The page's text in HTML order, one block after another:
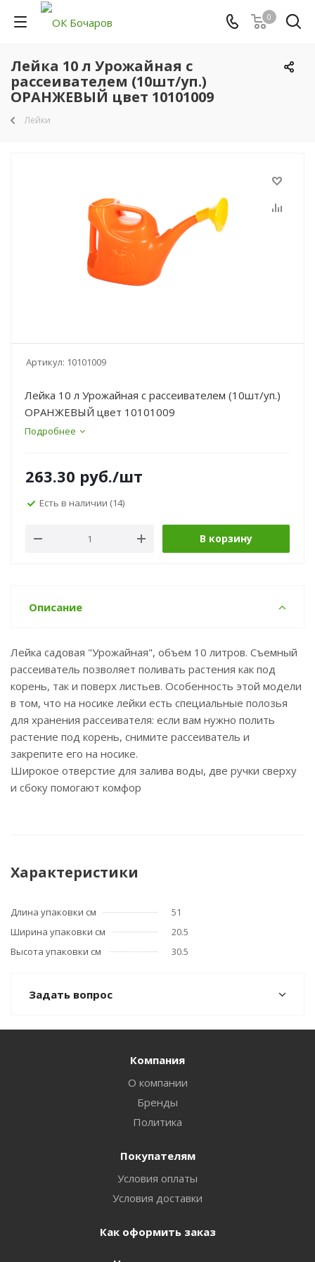
0
Лейка 10 л Урожайная с
рассеивателем (10шт/уп.)
ОРАНЖЕВЫЙ цвет 10101009
Лейки
Артикул: 10101009
Лейка 10 л Урожайная с рассеивателем (10шт/уп.)
ОРАНЖЕВЫЙ цвет 10101009
Подробнее
263.30 руб./шт
Есть в наличии (14)
В корзину
Описание
Лейка садовая "Урожайная", объем 10 литров. Съемный
рассеиватель позволяет поливать растения как под
корень, так и поверх листьев. Особенность этой модели
в том, что на носике лейки есть специальные полозья
для хранения рассеивателя: если вам нужно полить
растение под корень, снимите рассеиватель и
закрепите его на носике.
Широкое отверстие для залива воды, две ручки сверху
и сбоку помогают комфор
Характеристики
Длина упаковки см
51
Ширина упаковки см
20.5
Высота упаковки см
30.5
Задать вопрос
Компания
О компании
Бренды
Политика
Покупателям
Условия оплаты
Условия доставки
Как оформить заказ